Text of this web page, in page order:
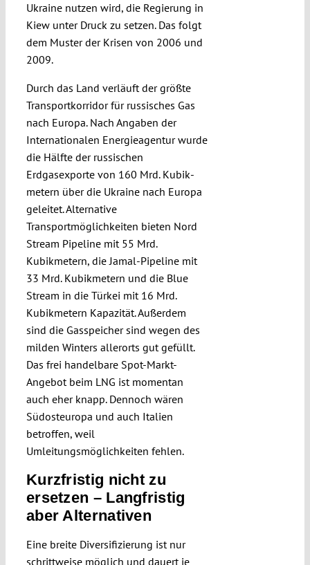
Ukraine nutzen wird, die Regierung in
Kiew unter Druck zu setzen. Das folgt
dem Muster der Krisen von 2006 und
2009.
Durch das Land verläuft der größte
Trans­port­korridor für russisches Gas
nach Euro­pa. Nach Angaben der
Internationalen Energieagentur wurde
die Hälfte der russi­schen
Erdgasexporte von 160 Mrd. Kubik­
metern über die Ukraine nach Europa
ge­leitet. Alternative
Transportmöglichkeiten bieten Nord
Stream Pipeline mit 55 Mrd.
Kubikmetern, die Jamal-Pipeline mit
33 Mrd. Kubikmetern und die Blue
Stream in die Türkei mit 16 Mrd.
Kubikmetern Kapazität. Außerdem
sind die Gasspeicher sind wegen des
milden Winters allerorts gut gefüllt.
Das frei handelbare Spot-Markt-
Angebot beim LNG ist momentan
auch eher knapp. Dennoch wären
Südost­europa und auch Italien
betroffen, weil
Umleitungsmöglichkeiten feh­len.
Kurzfristig nicht zu
ersetzen – Langfristig
aber Alternativen
Eine breite Diversifizierung ist nur
schritt­weise möglich und dauert je